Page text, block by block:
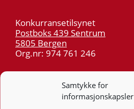
Samtykke for
informasjonskapsler
Konkurransetilsynet
Postboks 439 Sentrum
5805 Bergen
Org.nr: 974 761 246
55 59 75 00
post@kt.no